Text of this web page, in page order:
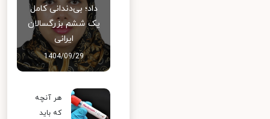
داد؛ بی‌دندانی کامل
یک ششم بزرگسالان
ایرانی
1404/09/29
هر آنچه
که باید